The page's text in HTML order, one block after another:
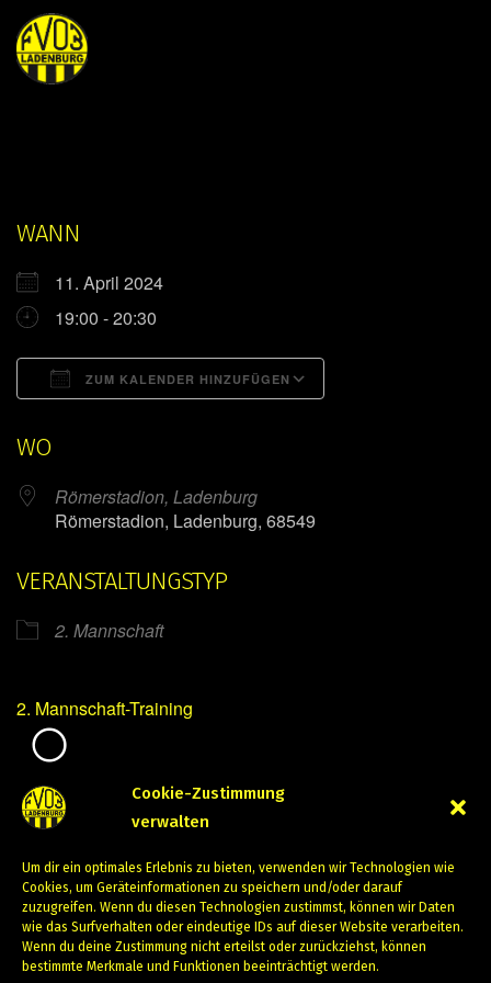
Cookie-Zustimmung
verwalten
Um dir ein optimales Erlebnis zu bieten, verwenden wir Technologien wie
Cookies, um Geräteinformationen zu speichern und/oder darauf
zuzugreifen. Wenn du diesen Technologien zustimmst, können wir Daten
wie das Surfverhalten oder eindeutige IDs auf dieser Website verarbeiten.
Wenn du deine Zustimmung nicht erteilst oder zurückziehst, können
bestimmte Merkmale und Funktionen beeinträchtigt werden.
WANN
11. April 2024
19:00 - 20:30
ZUM KALENDER HINZUFÜGEN
WO
Römerstadion, Ladenburg
Römerstadion, Ladenburg, 68549
VERANSTALTUNGSTYP
2. Mannschaft
2. Mannschaft-Training
April 11, 2024
PREVIOUS